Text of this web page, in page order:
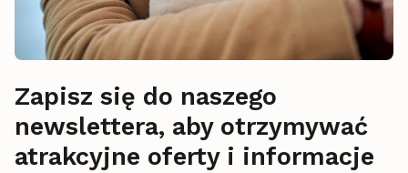
Zapisz się do naszego
newslettera, aby otrzymywać
atrakcyjne oferty i informacje